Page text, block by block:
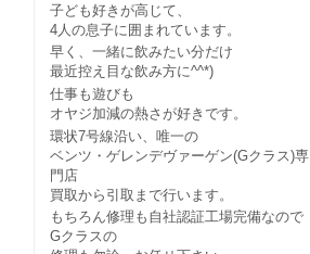
子ども好きが高じて、
4人の息子に囲まれています。
早く、一緒に飲みたい分だけ
最近控え目な飲み方に^^*)
仕事も遊びも
オヤジ加減の熱さが好きです。
環状7号線沿い、唯一の
ベンツ・ゲレンデヴァーゲン(Gクラス)専
門店
買取から引取まで行います。
もちろん修理も自社認証工場完備なので
Gクラスの